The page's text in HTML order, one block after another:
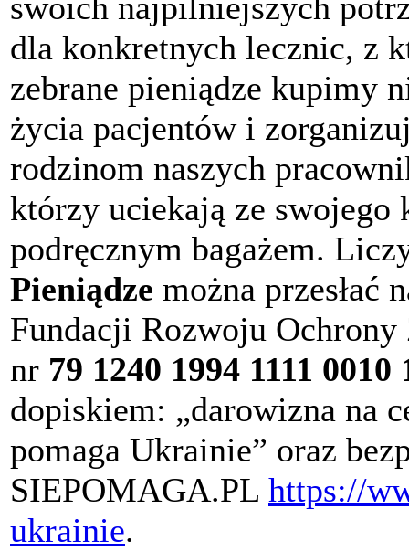
dla konkretnych lecznic, z
zebrane pieniądze kupimy
życia pacjentów i
rodzinom naszych
którzy uciekają ze
podręcznym bagażem.
Pieniądze można przesłać
Fundacji Rozwoju
nr 79 1240 1994 1111 0010
dopiskiem: „darowizna na
pomaga Ukrainie” oraz
SIEPOMAGA.PL https://
ukrainie.